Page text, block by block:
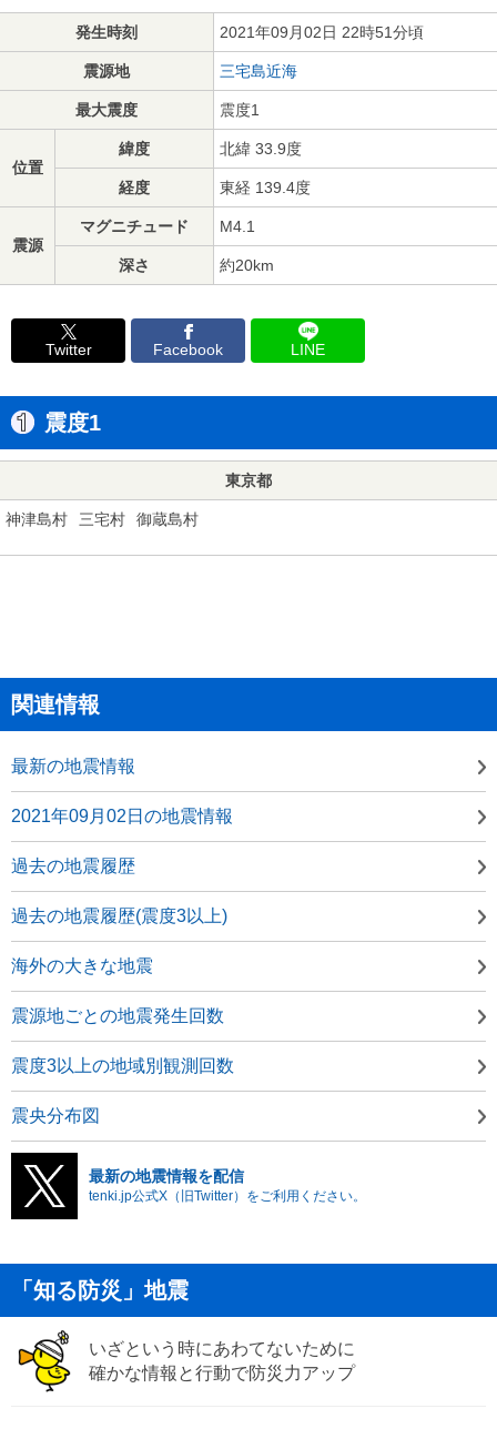
発生時刻 2021年09月02日 22時51分頃
震源地 三宅島近海
最大震度 震度1
位置
緯度 北緯 33.9度
経度 東経 139.4度
震源
マグニチュード M4.1
深さ 約20km
Twitter Facebook LINE
震度1
東京都
神津島村 三宅村 御蔵島村
関連情報
最新の地震情報
2021年09月02日の地震情報
過去の地震履歴
過去の地震履歴(震度3以上)
海外の大きな地震
震源地ごとの地震発生回数
震度3以上の地域別観測回数
震央分布図
最新の地震情報を配信
tenki.jp公式X（旧Twitter）をご利用ください。
「知る防災」地震
いざという時にあわてないために
確かな情報と行動で防災力アップ